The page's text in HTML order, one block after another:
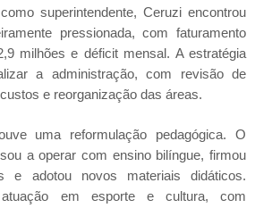
superintendente, Ceruzi encontrou
pressionada, com faturamento
milhões e déficit mensal. A estratégia
a administração, com revisão de
e reorganização das áreas.
uma reformulação pedagógica. O
a operar com ensino bilíngue, firmou
e adotou novos materiais didáticos.
em esporte e cultura, com